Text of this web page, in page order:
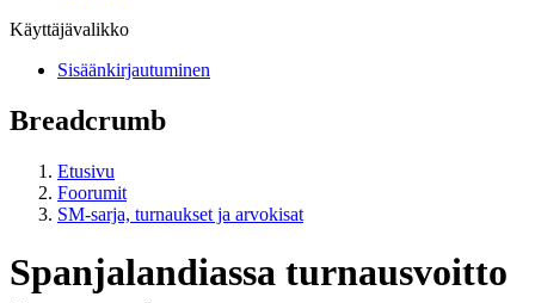
Käyttäjävalikko
Sisäänkirjautuminen
Breadcrumb
Etusivu
Foorumit
SM-sarja, turnaukset ja arvokisat
Spanjalandiassa turnausvoitto